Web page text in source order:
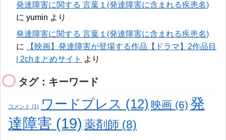
発達障害に関する 言葉１(発達障害に含まれる疾患名)
に yumin より
発達障害に関する 言葉１(発達障害に含まれる疾患名)
に
【映画】発達障害が登場する作品【ドラマ】2作品目
| 2chまとめサイト より
タグ：キーワード
コメント (1) ワードプレス (12) 映画 (6) 発
達障害 (19) 薬剤師 (8)